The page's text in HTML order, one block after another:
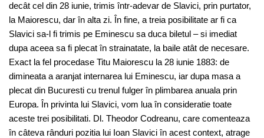
decât cel din 28 iunie, trimis într-adevar de Slavici, prin purtator,
la Maiorescu, dar în alta zi. În fine, a treia posibilitate ar fi ca
Slavici sa-l fi trimis pe Eminescu sa duca biletul – si imediat
dupa aceea sa fi plecat în strainatate, la baile atât de necesare.
Exact la fel procedase Titu Maiorescu la 28 iunie 1883: de
dimineata a aranjat internarea lui Eminescu, iar dupa masa a
plecat din Bucuresti cu trenul fulger în plimbarea anuala prin
Europa. În privinta lui Slavici, vom lua în consideratie toate
aceste trei posibilitati. Dl. Theodor Codreanu, care comenteaza
în câteva rânduri pozitia lui Ioan Slavici în acest context, atrage